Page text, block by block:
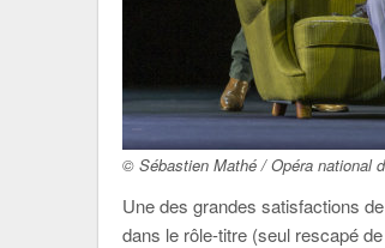
© Sébastien Mathé / Opéra national
Une des grandes satisfactions
dans le rôle-titre (seul rescapé